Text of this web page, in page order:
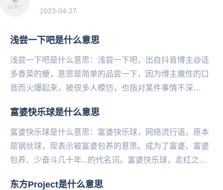
2023-04-27
浅尝一下吧是什么意思
浅尝一下吧是什么意思：浅尝一下吧，出自抖音博主@话
多香菜的梗，意思是简单的品尝一下，因为博主魔性的口
音而火爆起来‌‌‌‌‌‌‌‌‌‌‌‌，被很多人模仿，也指对某件事情不深
富婆快乐球是什么意思
富婆快乐球是什么意思：富婆快乐球，网络流行语，原本
是钢丝球，现表示被富婆包养的意思。成为了富婆、富婆
包养、少奋斗几十年...的代名词。富婆快乐球，走红之
东方Project是什么意思